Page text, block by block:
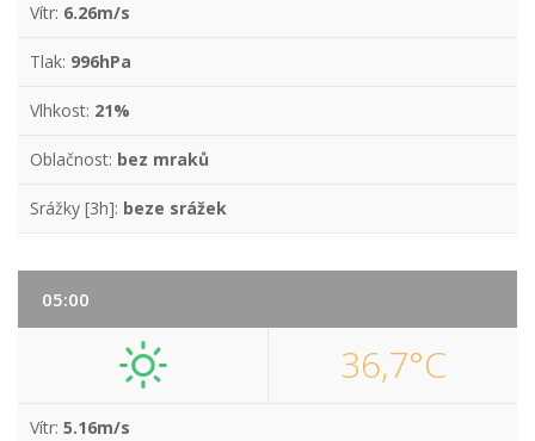
Vítr: 6.26m/s
Tlak: 996hPa
Vlhkost: 21%
Oblačnost: bez mraků
Srážky [3h]: beze srážek
05:00
36,7°C
Vítr: 5.16m/s